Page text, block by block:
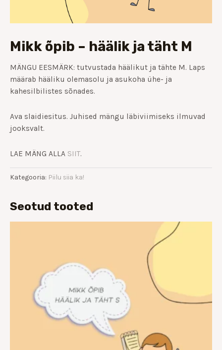
Mikk õpib – häälik ja täht M
MÄNGU EESMÄRK: tutvustada häälikut ja tähte M. Laps
määrab hääliku olemasolu ja asukoha ühe- ja
kahesilbilistes sõnades.
Ava slaidiesitus. Juhised mängu läbiviimiseks ilmuvad
jooksvalt.
LAE MÄNG ALLA SIIT.
Kategooria: Piilu siia ka!
Seotud tooted